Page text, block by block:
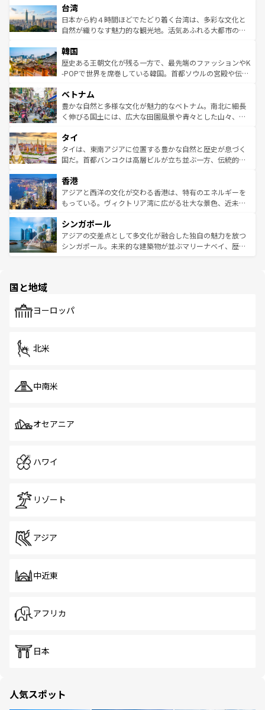
ならではの贅沢な旅のスタイルだ。 なお、新着のアメリカ
情報はコンテンツ一覧を参照してほしい。
れるおもてなしの心で訪れる人々を迎えてくれるハワイの
人々、おいしいローカルフードやハワイアンミュージッ
ク、伝統的なフラダンスなど、すべてがハワイの魅力を彩
ワイを、存分に味わってほしい。 なお、新着のハワイ情報
はコンテンツ一覧を参照してほしい。
リアリーフや大陸中央部にそびえるウルル（エアーズロッ
ク）、タスマニアの美しい原生林やケアンズの熱帯雨林な
ど、見どころがたくさん。また、カフェやワイン、オージ
いる。アクティビティも充実しており、サーフィンやダイ
ビング、ハイキングなど、アウトドア好きにはたまらな
い。オーストラリアの多彩な魅力を存分に味わいつくそ
参照してほしい。
台湾
日本から約４時間ほどでたどり着く台湾は、多彩な文化と
自然が織りなす魅力的な観光地。活気あふれる大都市の台
ン）、静ひつな山岳地帯である台湾東部など、都市の喧騒
と山間の静けさが共存しており、訪れる人に新しい発見と
驚きをもたらしてくれる。また、奥深い台湾の食文化も魅
容にもいいと評判のスイーツなど、バラエティ豊かな料理
が味わえる。 なお、新着の台湾情報は コンテンツ一覧を参
照してほしい。
韓国
歴史ある王朝文化が残る一方で、最先端のファッションやK
-POPで世界を席巻している韓国。首都ソウルの宮殿や伝統
き、地方に足を延ばせば四季折々の自然美を楽しむことが
できる。そして、キムチや焼肉、絶品のストリートフード
まで、さまざまな韓国料理が待っている。夜には、韓国な
リティに包まれながら、韓国の多彩な魅力を心ゆくまで味
わってみてほしい。 なお、新着の韓国情報はコンテンツ一
覧を参照してほしい。
ベトナム
豊かな自然と多様な文化が魅力的なベトナム。南北に細長
く伸びる国土には、広大な田園風景や青々とした山々、世
急速な発展と共に伝統が息づく。ハノイの古い町並みやホ
ーチミン市のフランス統治時代の建物も、独特の雰囲気を
醸し出している。また、バラエティの豊かさとおいしさで
とつ。フォーやバインミー、ベトナムコーヒーなどは、ぜ
ひ現地で味わいたい。どの地域を訪れてもあたたかい人々
が旅行者を迎えてくれるので、きっと忘れられない旅にな
参照してほしい。
タイ
タイは、東南アジアに位置する豊かな自然と歴史が息づく
国だ。首都バンコクは高層ビルが立ち並ぶ一方、伝統的な
の活気が交差している。北部ではチェンマイなどの山岳地
帯で自然と触れ合い、南部ではプーケットやクラビの美し
いビーチでリゾート気分を楽しむことができる。タイ料理
激する。気候は一年中温暖で、どの季節にも異なる楽しみ
が待っている。親しみやすいタイの人々、仏教を中心とし
た文化、そして多様な観光資源が、訪れる旅人を魅了し続
香港
アジアと西洋の文化が交わる香港は、特有のエネルギーを
もっている。ヴィクトリア湾に広がる壮大な景色、近未来
み、どこを訪れても感動するはず。観光スポットが密集し
ており、効率よく見どころを回れるのも魅力。息をのむよ
うな絶景から文化的な体験まで、香港を存分に楽しみ尽く
シンガポール
アジアの交差点として多文化が融合した独自の魅力を放つ
シンガポール。未来的な建築物が並ぶマリーナベイ、歴史
で、ホーカーズは地元の風情を楽しめる外せないスポット
国と地域
ヨーロッパ
北米
中南米
オセアニア
ハワイ
リゾート
アジア
中近東
アフリカ
日本
人気スポット